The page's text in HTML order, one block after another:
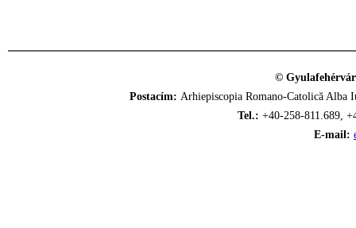
©
Postacím: Arhiepiscopia Romano-Catolică
Tel.: +40-258-811.689,
E-mail: